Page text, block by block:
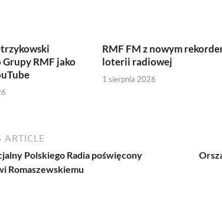
Grupy RMF jako
RMF FM z nowym
loterii radiowej
1 sierpnia 2026
ARTICLE
Polskiego Radia poświęcony
Romaszewskiemu